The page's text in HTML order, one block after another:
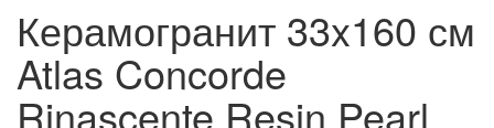
Керамогранит 33x160 см
Atlas Concorde
Rinascente Resin Pearl